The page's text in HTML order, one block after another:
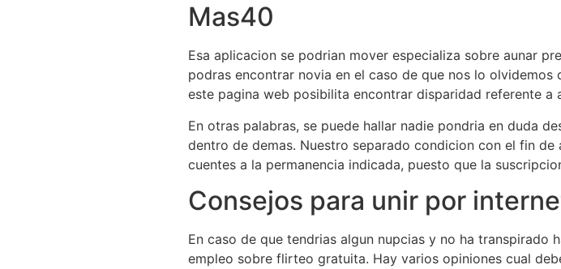
Mas40
Esa aplicacion se podrian mover especializa sobre aunar
podras encontrar novia en el caso de que nos lo
este pagina web posibilita encontrar disparidad referente a
En otras palabras, se puede hallar nadie pondria en duda
dentro de demas. Nuestro separado condicion con el fin
cuentes a la permanencia indicada, puesto que la
Consejos para unir por
En caso de que tendrias algun nupcias y no ha transpirado
empleo sobre flirteo gratuita. Hay varios opiniones cual